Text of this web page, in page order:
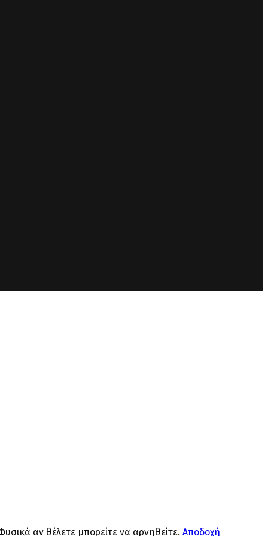
αν θέλετε μπορείτε να αρνηθείτε. Αποδοχή